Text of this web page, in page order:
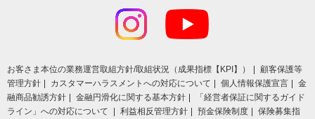
お客さま本位の業務運営取組⽅針/取組状況（成果指標【KPI】）
顧客保護等
管理方針
カスタマーハラスメントへの対応について 個人情報保護宣言
金
融商品勧誘方針
金融円滑化に関する基本方針
「経営者保証に関するガイド
ライン」への対応について
利益相反管理方針 預金保険制度
保険募集指